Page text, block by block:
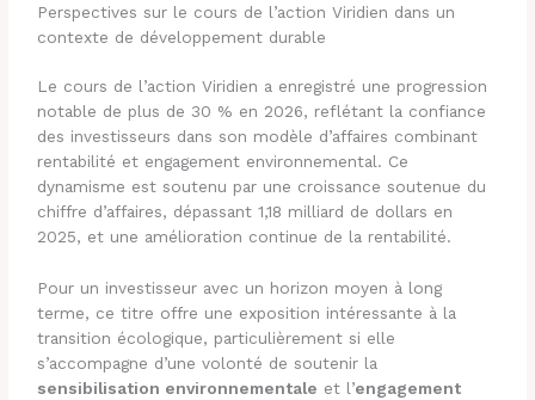
Perspectives sur le cours de l’action Viridien dans un
contexte de développement durable
Le cours de l’action Viridien a enregistré une progression
notable de plus de 30 % en 2026, reflétant la confiance
des investisseurs dans son modèle d’affaires combinant
rentabilité et engagement environnemental. Ce
dynamisme est soutenu par une croissance soutenue du
chiffre d’affaires, dépassant 1,18 milliard de dollars en
2025, et une amélioration continue de la rentabilité.
Pour un investisseur avec un horizon moyen à long
terme, ce titre offre une exposition intéressante à la
transition écologique, particulièrement si elle
s’accompagne d’une volonté de soutenir la
sensibilisation environnementale et l’engagement